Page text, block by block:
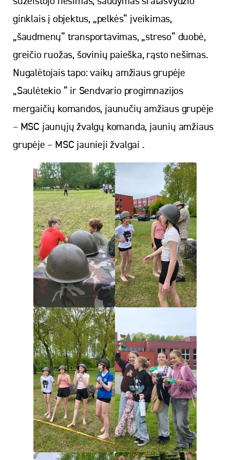
ginklais į objektus, „pelkės“ įveikimas,
„šaudmenų“ transportavimas, „streso“ duobė,
greičio ruožas, šovinių paieška, rąsto nešimas.
Nugalėtojais tapo: vaikų amžiaus grupėje
„Saulėtekio ” ir Sendvario progimnazijos
mergaičių komandos, jaunučių amžiaus grupėje
– MSC jaunųjų žvalgų komanda, jaunių amžiaus
grupėje – MSC jaunieji žvalgai .